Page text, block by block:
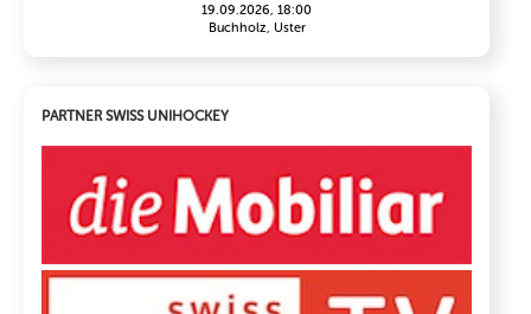
19.09.2026, 18:00
Buchholz, Uster
PARTNER SWISS UNIHOCKEY